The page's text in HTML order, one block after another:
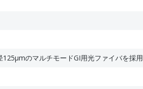
のマルチモードGI用光ファイバを採用